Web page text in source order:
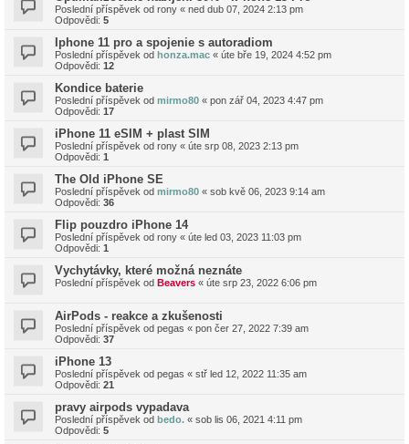
Poslední příspěvek od rony « ned dub 07, 2024 2:13 pm
Odpovědi: 5
Iphone 11 pro a spojenie s autoradiom
Poslední příspěvek od honza.mac « úte bře 19, 2024 4:52 pm
Odpovědi: 12
Kondice baterie
Poslední příspěvek od mirmo80 « pon zář 04, 2023 4:47 pm
Odpovědi: 17
iPhone 11 eSIM + plast SIM
Poslední příspěvek od rony « úte srp 08, 2023 2:13 pm
Odpovědi: 1
The Old iPhone SE
Poslední příspěvek od mirmo80 « sob kvě 06, 2023 9:14 am
Odpovědi: 36
Flip pouzdro iPhone 14
Poslední příspěvek od rony « úte led 03, 2023 11:03 pm
Odpovědi: 1
Vychytávky, které možná neznáte
Poslední příspěvek od Beavers « úte srp 23, 2022 6:06 pm
AirPods - reakce a zkušenosti
Poslední příspěvek od pegas « pon čer 27, 2022 7:39 am
Odpovědi: 37
iPhone 13
Poslední příspěvek od pegas « stř led 12, 2022 11:35 am
Odpovědi: 21
pravy airpods vypadava
Poslední příspěvek od bedo. « sob lis 06, 2021 4:11 pm
Odpovědi: 5